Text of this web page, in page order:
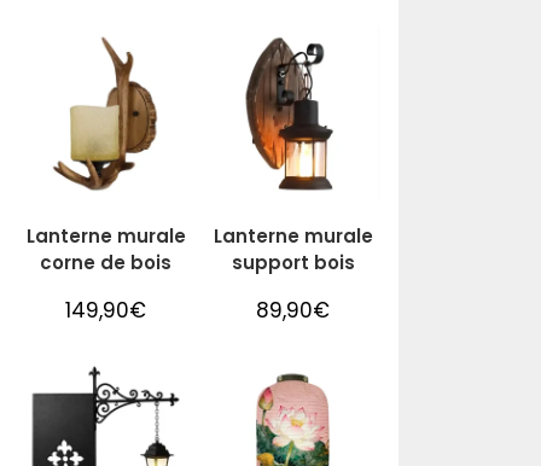
Lanterne murale
corne de bois
149,90€
Lanterne murale
support bois
89,90€